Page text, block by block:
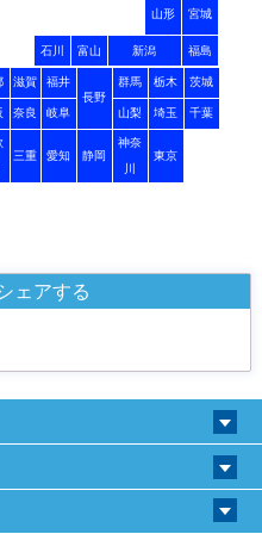
山形 宮城
石川 富山 新潟 福島
滋賀
福井
長野
群馬 栃木 茨城
奈良 岐阜 山梨 埼玉 千葉
三重 愛知 静岡
神奈
川
東京
ェアする